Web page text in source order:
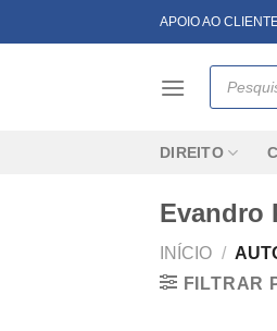
to
APOIO AO
Products
search
DIREITO
Evandro
INÍCIO /
FILTRAR